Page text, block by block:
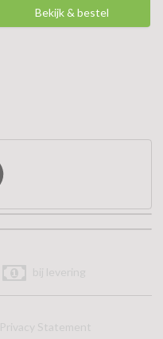
Bekijk & bestel
bij levering
Privacy Statement